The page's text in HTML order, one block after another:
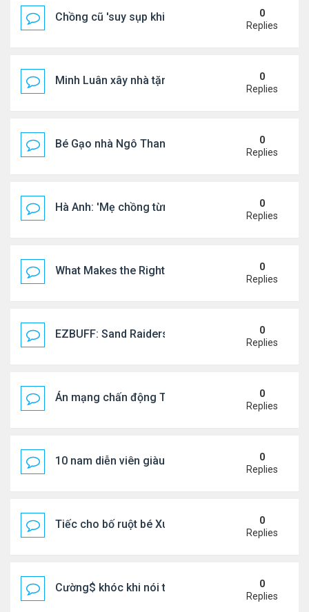
Chồng cũ 'suy sụp khi biết tin Nicole Kidman có
0
Replies
Minh Luân xây nhà tặng cha mẹ
0
Replies
Bé Gạo nhà Ngô Thanh Vân dễ thương trong tiệc
0
Replies
Hà Anh: 'Mẹ chồng từng ngạc nhiên vì tôi luôn trả
0
Replies
What Makes the Right Retail POS Matter?0
Replies
EZBUFF: Sand Raiders of Sophie Farming
0
Replies
Án mạng chấn động Thái lan: hai chị em người
0
Replies
10 nam diễn viên giàu nhất Trung Quốc 2026
0
Replies
Tiếc cho bố ruột bé Xuân Mai ở Mỹ
0
Replies
Cường$ khóc khi nói thật về hôn nhân
0
Replies